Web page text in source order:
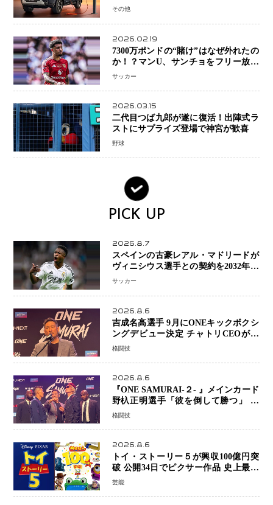
なるBEVモデルを初設定
その他
2026.02.19
7300万ポンドの“賭け”はなぜ外れたの
か！？マンU、サンチョをフリー放出
へ・・・補強戦略の転換点に
サッカー
2026.03.15
二代目つば九郎が遂に復活！出陣式ラ
ストにサプライズ登場で神宮が歓喜
野球
PICK UP
2026.8.7
スペインの古豪レアル・マドリードが
ヴィニシウス選手との契約を2032年ま
で延長 長期交渉が決着 年俸は約43億
サッカー
2026.8.6
吉成名高選手 9月にONEキックボクシ
ングデビュー決定 チャトリCEOがサ
プライズ発表 2カ月連続参戦へ
格闘技
2026.8.6
『ONE SAMURAI-２- 』メインカード
野杁正明選手「彼を倒して勝つ」 リ
ウ・メンヤンとの因縁に決着へ 再起
格闘技
2026.8.6
トイ・ストーリー５が興収100億円突
破 公開34日でピクサー作品 史上最速
日本歴代シリーズ最高更新も目前
芸能